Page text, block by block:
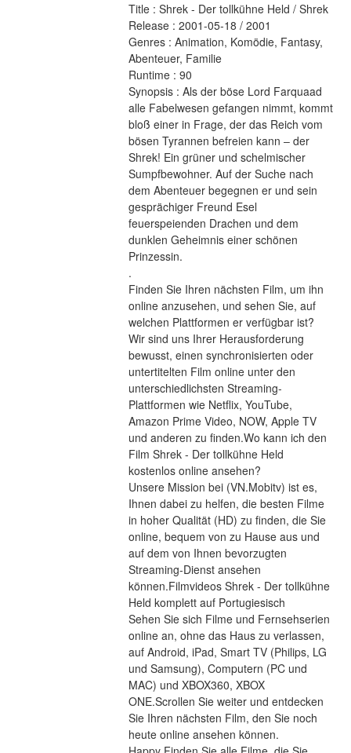
Title : Shrek - Der tollkühne Held / Shrek
Release : 2001-05-18 / 2001
Genres : Animation, Komödie, Fantasy,
Abenteuer, Familie
Runtime : 90
Synopsis : Als der böse Lord Farquaad
alle Fabelwesen gefangen nimmt, kommt
bloß einer in Frage, der das Reich vom
bösen Tyrannen befreien kann ‒ der
Shrek! Ein grüner und schelmischer
Sumpfbewohner. Auf der Suche nach
dem Abenteuer begegnen er und sein
gesprächiger Freund Esel
feuerspeienden Drachen und dem
dunklen Geheimnis einer schönen
Prinzessin.
.
Finden Sie Ihren nächsten Film, um ihn
online anzusehen, und sehen Sie, auf
welchen Plattformen er verfügbar ist?
Wir sind uns Ihrer Herausforderung
bewusst, einen synchronisierten oder
untertitelten Film online unter den
unterschiedlichsten Streaming-
Plattformen wie Netflix, YouTube,
Amazon Prime Video, NOW, Apple TV
und anderen zu finden.Wo kann ich den
Film Shrek - Der tollkühne Held
kostenlos online ansehen?
Unsere Mission bei (VN.Mobitv) ist es,
Ihnen dabei zu helfen, die besten Filme
in hoher Qualität (HD) zu finden, die Sie
online, bequem von zu Hause aus und
auf dem von Ihnen bevorzugten
Streaming-Dienst ansehen
können.Filmvideos Shrek - Der tollkühne
Held komplett auf Portugiesisch
Sehen Sie sich Filme und Fernsehserien
online an, ohne das Haus zu verlassen,
auf Android, iPad, Smart TV (Philips, LG
und Samsung), Computern (PC und
MAC) und XBOX360, XBOX
ONE.Scrollen Sie weiter und entdecken
Sie Ihren nächsten Film, den Sie noch
heute online ansehen können.